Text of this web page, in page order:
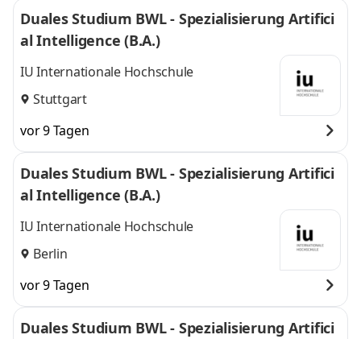
Duales Studium BWL - Spezialisierung Artifici
al Intelligence (B.A.)
IU Internationale Hochschule
Stuttgart
vor 9 Tagen
Duales Studium BWL - Spezialisierung Artifici
al Intelligence (B.A.)
IU Internationale Hochschule
Berlin
vor 9 Tagen
Duales Studium BWL - Spezialisierung Artifici